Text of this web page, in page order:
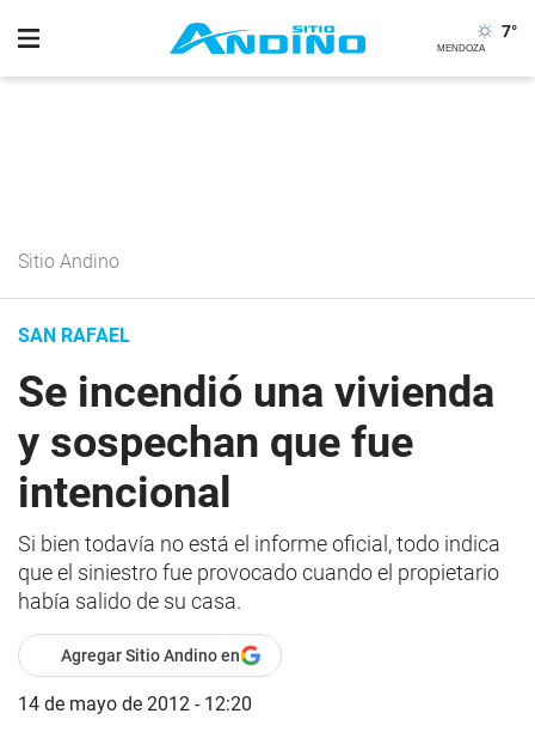
7°
Sitio Andino
SAN RAFAEL
Se incendió una vivienda
y sospechan que fue
intencional
Si bien todavía no está el informe oficial, todo indica
que el siniestro fue provocado cuando el propietario
había salido de su casa.
Agregar Sitio Andino en
14 de mayo de 2012 - 12:20